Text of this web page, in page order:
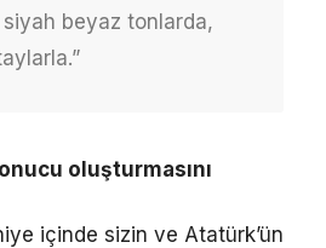
beyaz tonlarda,
oluşturmasını
içinde sizin ve Atatürk’ün